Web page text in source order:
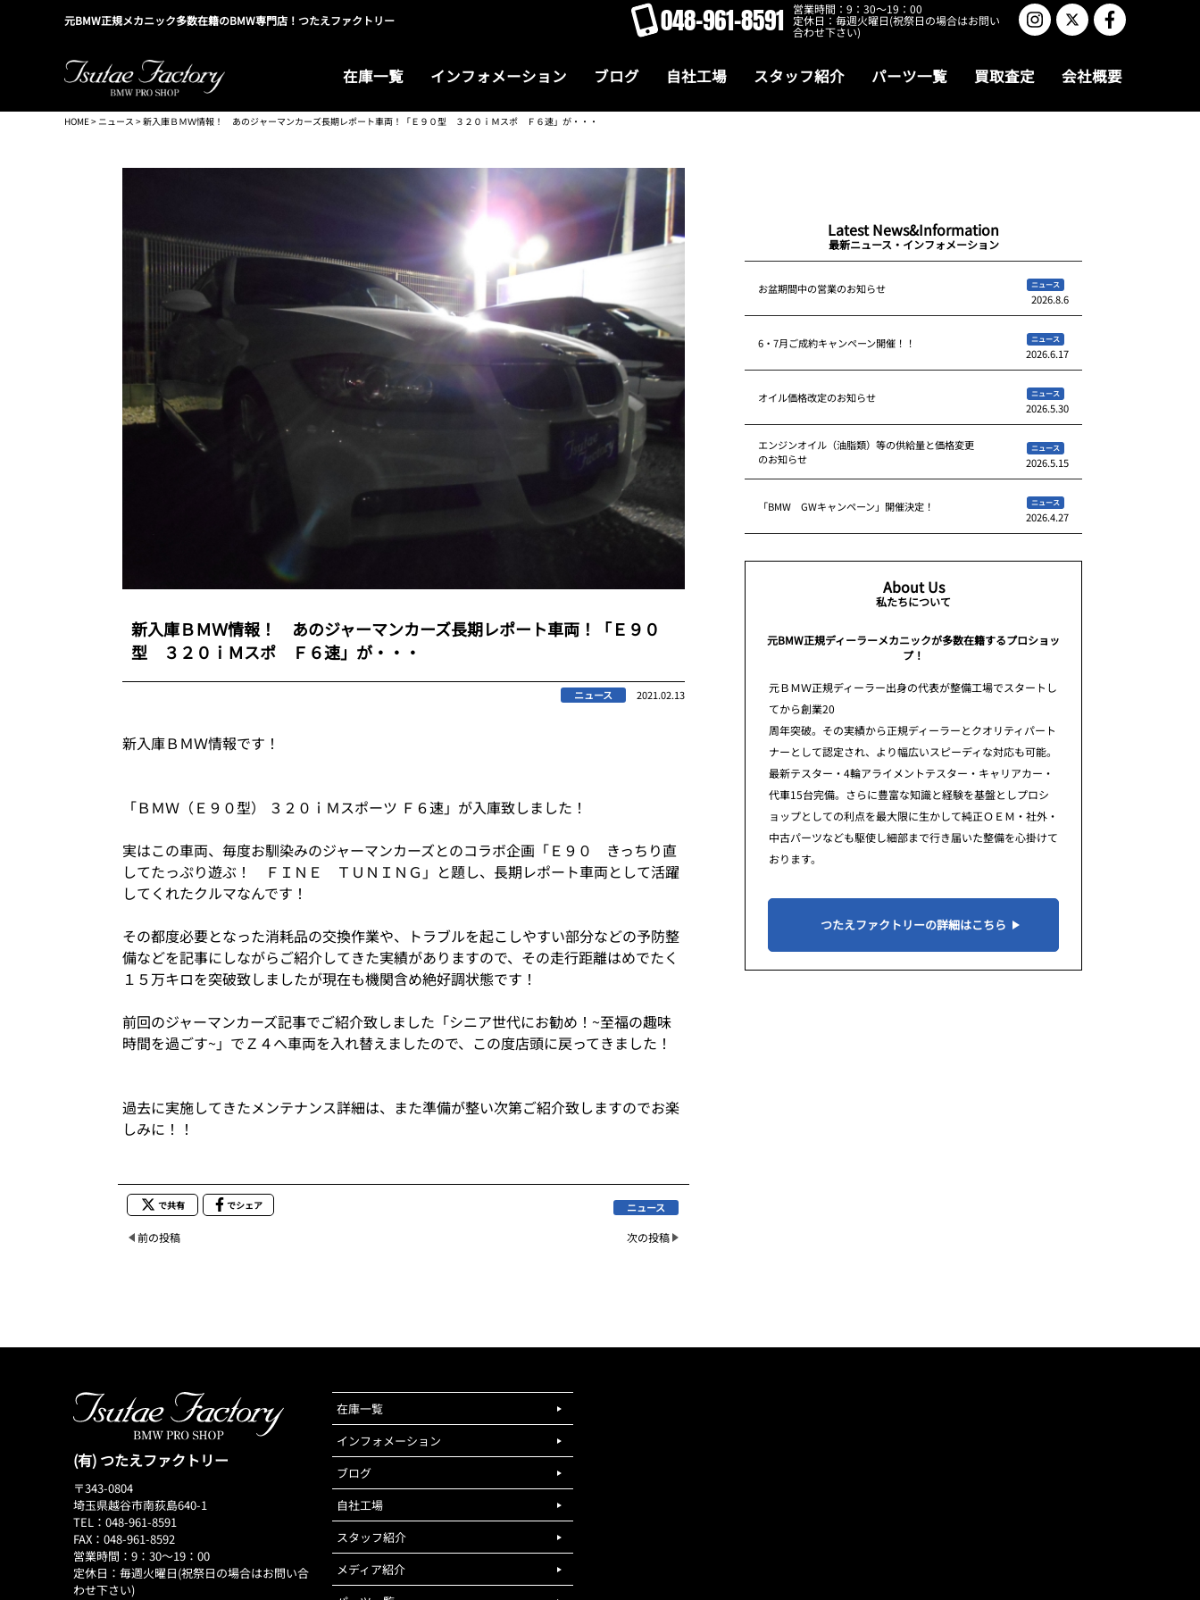
元BMW正規メカニック多数在籍のBMW専門店！つたえファクトリー 048-961-8591 営業時間：9：30～19：00
定休日：毎週火曜日(祝祭日の場合はお問い
合わせ下さい)
在庫一覧 インフォメーション ブログ 自社工場 スタッフ紹介 パーツ一覧 買取査定 会社概要
HOME> ニュース > 新入庫ＢＭＷ情報！ あのジャーマンカーズ長期レポート車両！「Ｅ９０型 ３２０ｉＭスポ Ｆ６速」が・・・
新入庫ＢＭＷ情報！ あのジャーマンカーズ長期レポート車両！「Ｅ９０
型 ３２０ｉＭスポ Ｆ６速」が・・・
ニュース 2021.02.13
新入庫ＢＭＷ情報です！
「ＢＭＷ（Ｅ９０型） ３２０ｉＭスポーツ Ｆ６速」が入庫致しました！
実はこの車両、毎度お馴染みのジャーマンカーズとのコラボ企画「Ｅ９０ きっちり直
してたっぷり遊ぶ！ ＦＩＮＥ ＴＵＮＩＮＧ」と題し、長期レポート車両として活躍
してくれたクルマなんです！
その都度必要となった消耗品の交換作業や、トラブルを起こしやすい部分などの予防整
備などを記事にしながらご紹介してきた実績がありますので、その走行距離はめでたく
１５万キロを突破致しましたが現在も機関含め絶好調状態です！
前回のジャーマンカーズ記事でご紹介致しました「シニア世代にお勧め！~至福の趣味
時間を過ごす~」でＺ４へ車両を入れ替えましたので、この度店頭に戻ってきました！
過去に実施してきたメンテナンス詳細は、また準備が整い次第ご紹介致しますのでお楽
しみに！！
で共有 でシェア ニュース
前の投稿 次の投稿
Latest News&Information
最新ニュース・インフォメーション
お盆期間中の営業のお知らせ ニュース
2026.8.6
6・7月ご成約キャンペーン開催！！ ニュース
2026.6.17
オイル価格改定のお知らせ ニュース
2026.5.30
エンジンオイル（油脂類）等の供給量と価格変更
のお知らせ
ニュース
2026.5.15
「BMW GWキャンペーン」開催決定！ ニュース
2026.4.27
About Us
私たちについて
元BMW正規ディーラーメカニックが多数在籍するプロショッ
プ！
元ＢＭＷ正規ディーラー出身の代表が整備工場でスタートし
てから創業20
周年突破。その実績から正規ディーラーとクオリティパート
ナーとして認定され、より幅広いスピーディな対応も可能。
最新テスター・4輪アライメントテスター・キャリアカー・
代車15台完備。さらに豊富な知識と経験を基盤としプロシ
ョップとしての利点を最大限に生かして純正ＯＥＭ・社外・
中古パーツなども駆使し細部まで行き届いた整備を心掛けて
おります。
つたえファクトリーの詳細はこちら
(有) つたえファクトリー
〒343-0804
埼玉県越谷市南荻島640-1
TEL：048-961-8591
FAX：048-961-8592
営業時間：9：30～19：00
定休日：毎週火曜日(祝祭日の場合はお問い合
わせ下さい)
在庫一覧
インフォメーション
ブログ
自社工場
スタッフ紹介
メディア紹介